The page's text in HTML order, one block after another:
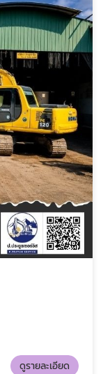
ดูรายละเอียด